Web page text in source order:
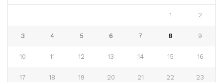
1 2
3 4 5 6 7 8 9
10 11 12 13 14 15 16
17 18 19 20 21 22 23